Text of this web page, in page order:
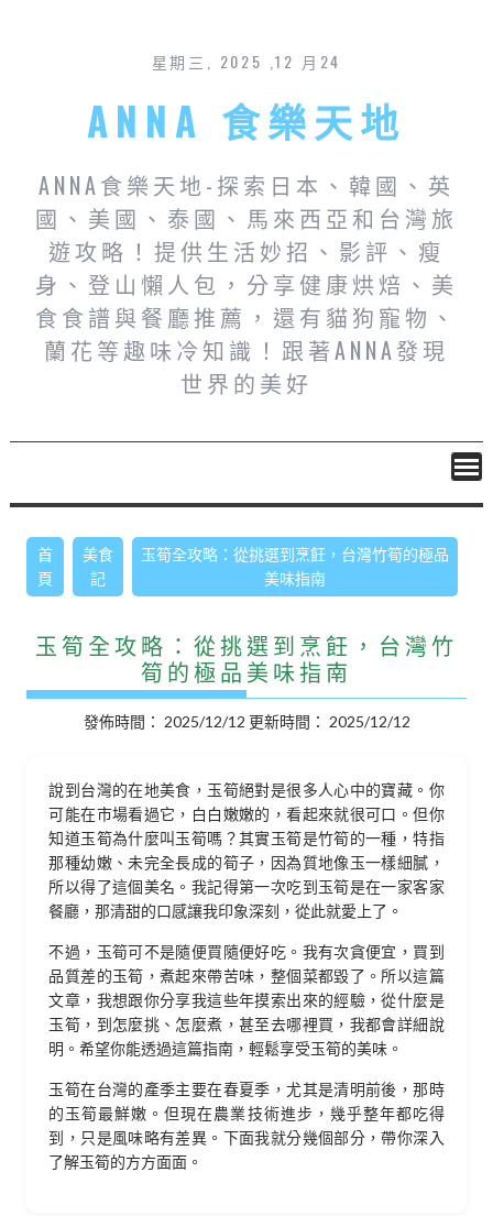
星期三, 2025 ,12 月24
ANNA 食樂天地
ANNA食樂天地-探索日本、韓國、英
國、美國、泰國、馬來西亞和台灣旅
遊攻略！提供生活妙招、影評、瘦
身、登山懶人包，分享健康烘焙、美
食食譜與餐廳推薦，還有貓狗寵物、
蘭花等趣味冷知識！跟著ANNA發現
世界的美好
首
頁
美食
記
玉筍全攻略：從挑選到烹飪，台灣竹筍的極品
美味指南
玉筍全攻略：從挑選到烹飪，台灣竹
筍的極品美味指南
發佈時間： 2025/12/12 更新時間： 2025/12/12
說到台灣的在地美食，玉筍絕對是很多人心中的寶藏。你
可能在市場看過它，白白嫩嫩的，看起來就很可口。但你
知道玉筍為什麼叫玉筍嗎？其實玉筍是竹筍的一種，特指
那種幼嫩、未完全長成的筍子，因為質地像玉一樣細膩，
所以得了這個美名。我記得第一次吃到玉筍是在一家客家
餐廳，那清甜的口感讓我印象深刻，從此就愛上了。
不過，玉筍可不是隨便買隨便好吃。我有次貪便宜，買到
品質差的玉筍，煮起來帶苦味，整個菜都毀了。所以這篇
文章，我想跟你分享我這些年摸索出來的經驗，從什麼是
玉筍，到怎麼挑、怎麼煮，甚至去哪裡買，我都會詳細說
明。希望你能透過這篇指南，輕鬆享受玉筍的美味。
玉筍在台灣的產季主要在春夏季，尤其是清明前後，那時
的玉筍最鮮嫩。但現在農業技術進步，幾乎整年都吃得
到，只是風味略有差異。下面我就分幾個部分，帶你深入
了解玉筍的方方面面。